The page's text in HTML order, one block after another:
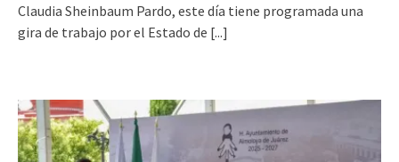
Claudia Sheinbaum Pardo, este día tiene programada una
gira de trabajo por el Estado de [...]